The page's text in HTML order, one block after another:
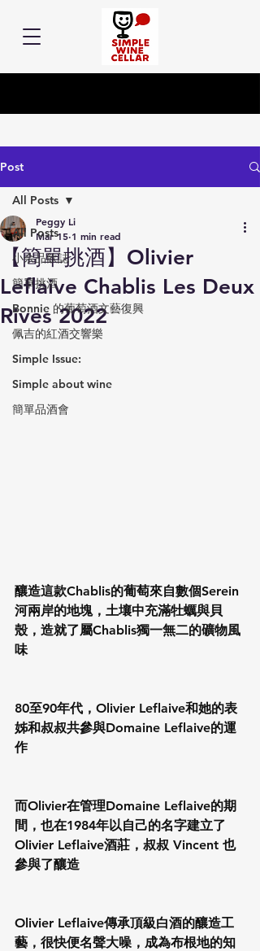
Post
All Posts
小余品飲誌
簡單挑酒
Bonnie 的葡萄酒文藝復興
佩吉的紅酒交響樂
Simple Issue:
Simple about wine
簡單品酒會
All Posts
【簡單挑酒】Olivier
Leflaive Chablis Les Deux
Rives 2022
Peggy Li
Mar 15 1 min read
釀造這款Chablis的葡萄來自數個Serein
河兩岸的地塊，土壤中充滿牡蠣與貝
殼，造就了屬Chablis獨一無二的礦物風
味
80至90年代，Olivier Leflaive和她的表
姊和叔叔共參與Domaine Leflaive的運
作
而Olivier在管理Domaine Leflaive的期
間，也在1984年以自己的名字建立了
Olivier Leflaive酒莊，叔叔 Vincent 也
參與了釀造
Olivier Leflaive傳承頂級白酒的釀造工
藝，很快便名聲大噪，成為布根地的知